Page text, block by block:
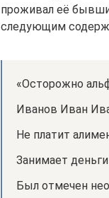
проживал её
следующим
«Осторожно
Иванов Иван
Не платит
Занимает
Был отмечен